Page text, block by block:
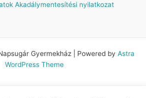
Akadálymentesítési nyilatkozat
Gyermekház | Powered by Astra
WordPress Theme